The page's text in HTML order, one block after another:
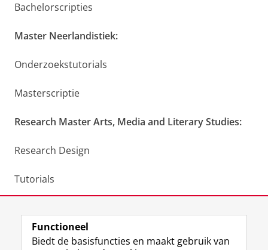
Bachelorscripties
Master Neerlandistiek:
Onderzoekstutorials
Masterscriptie
Research Master Arts, Media and Literary Studies:
Research Design
Tutorials
Laatst gewijzigd: 31 oktober 2023 14:18
Functioneel
Biedt de basisfuncties en maakt gebruik van